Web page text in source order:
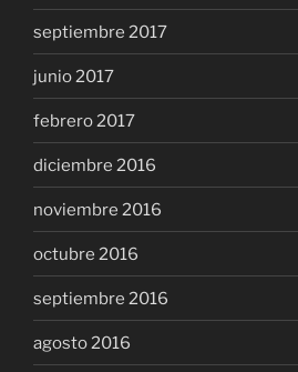
septiembre 2017
junio 2017
febrero 2017
diciembre 2016
noviembre 2016
octubre 2016
septiembre 2016
agosto 2016